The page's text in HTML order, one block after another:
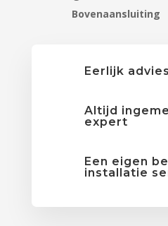
Bovenaansluiting
Eerlijk
Altijd
expert
Een eigen
installatie